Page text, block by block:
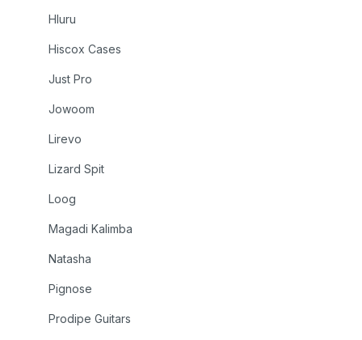
Hluru
Hiscox Cases
Just Pro
Jowoom
Lirevo
Lizard Spit
Loog
Magadi Kalimba
Natasha
Pignose
Prodipe Guitars